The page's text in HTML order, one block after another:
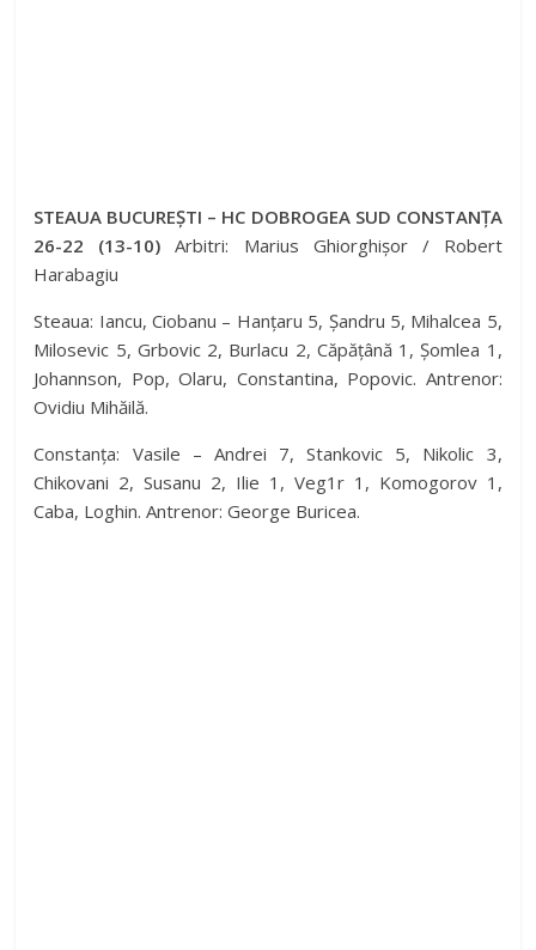
STEAUA BUCUREȘTI – HC DOBROGEA SUD CONSTANȚA
26-22 (13-10) Arbitri: Marius Ghiorghișor / Robert
Harabagiu
Steaua: Iancu, Ciobanu – Hanțaru 5, Șandru 5, Mihalcea 5,
Milosevic 5, Grbovic 2, Burlacu 2, Căpățână 1, Șomlea 1,
Johannson, Pop, Olaru, Constantina, Popovic. Antrenor:
Ovidiu Mihăilă.
Constanța: Vasile – Andrei 7, Stankovic 5, Nikolic 3,
Chikovani 2, Susanu 2, Ilie 1, Veg1r 1, Komogorov 1,
Caba, Loghin. Antrenor: George Buricea.